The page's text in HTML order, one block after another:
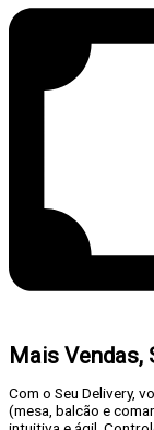
Mais Vendas,
Com o Seu Delivery,
(mesa, balcão e